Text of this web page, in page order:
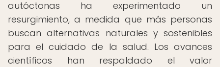
autóctonas ha experimentado un
resurgimiento, a medida que más personas
buscan alternativas naturales y sostenibles
para el cuidado de la salud. Los avances
científicos han respaldado el valor